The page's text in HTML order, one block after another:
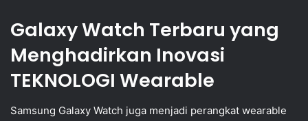
Galaxy Watch Terbaru yang
Menghadirkan Inovasi
TEKNOLOGI Wearable
Samsung Galaxy Watch juga menjadi perangkat wearable